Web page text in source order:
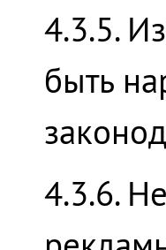
4.3.5.
быть
4.3.6.